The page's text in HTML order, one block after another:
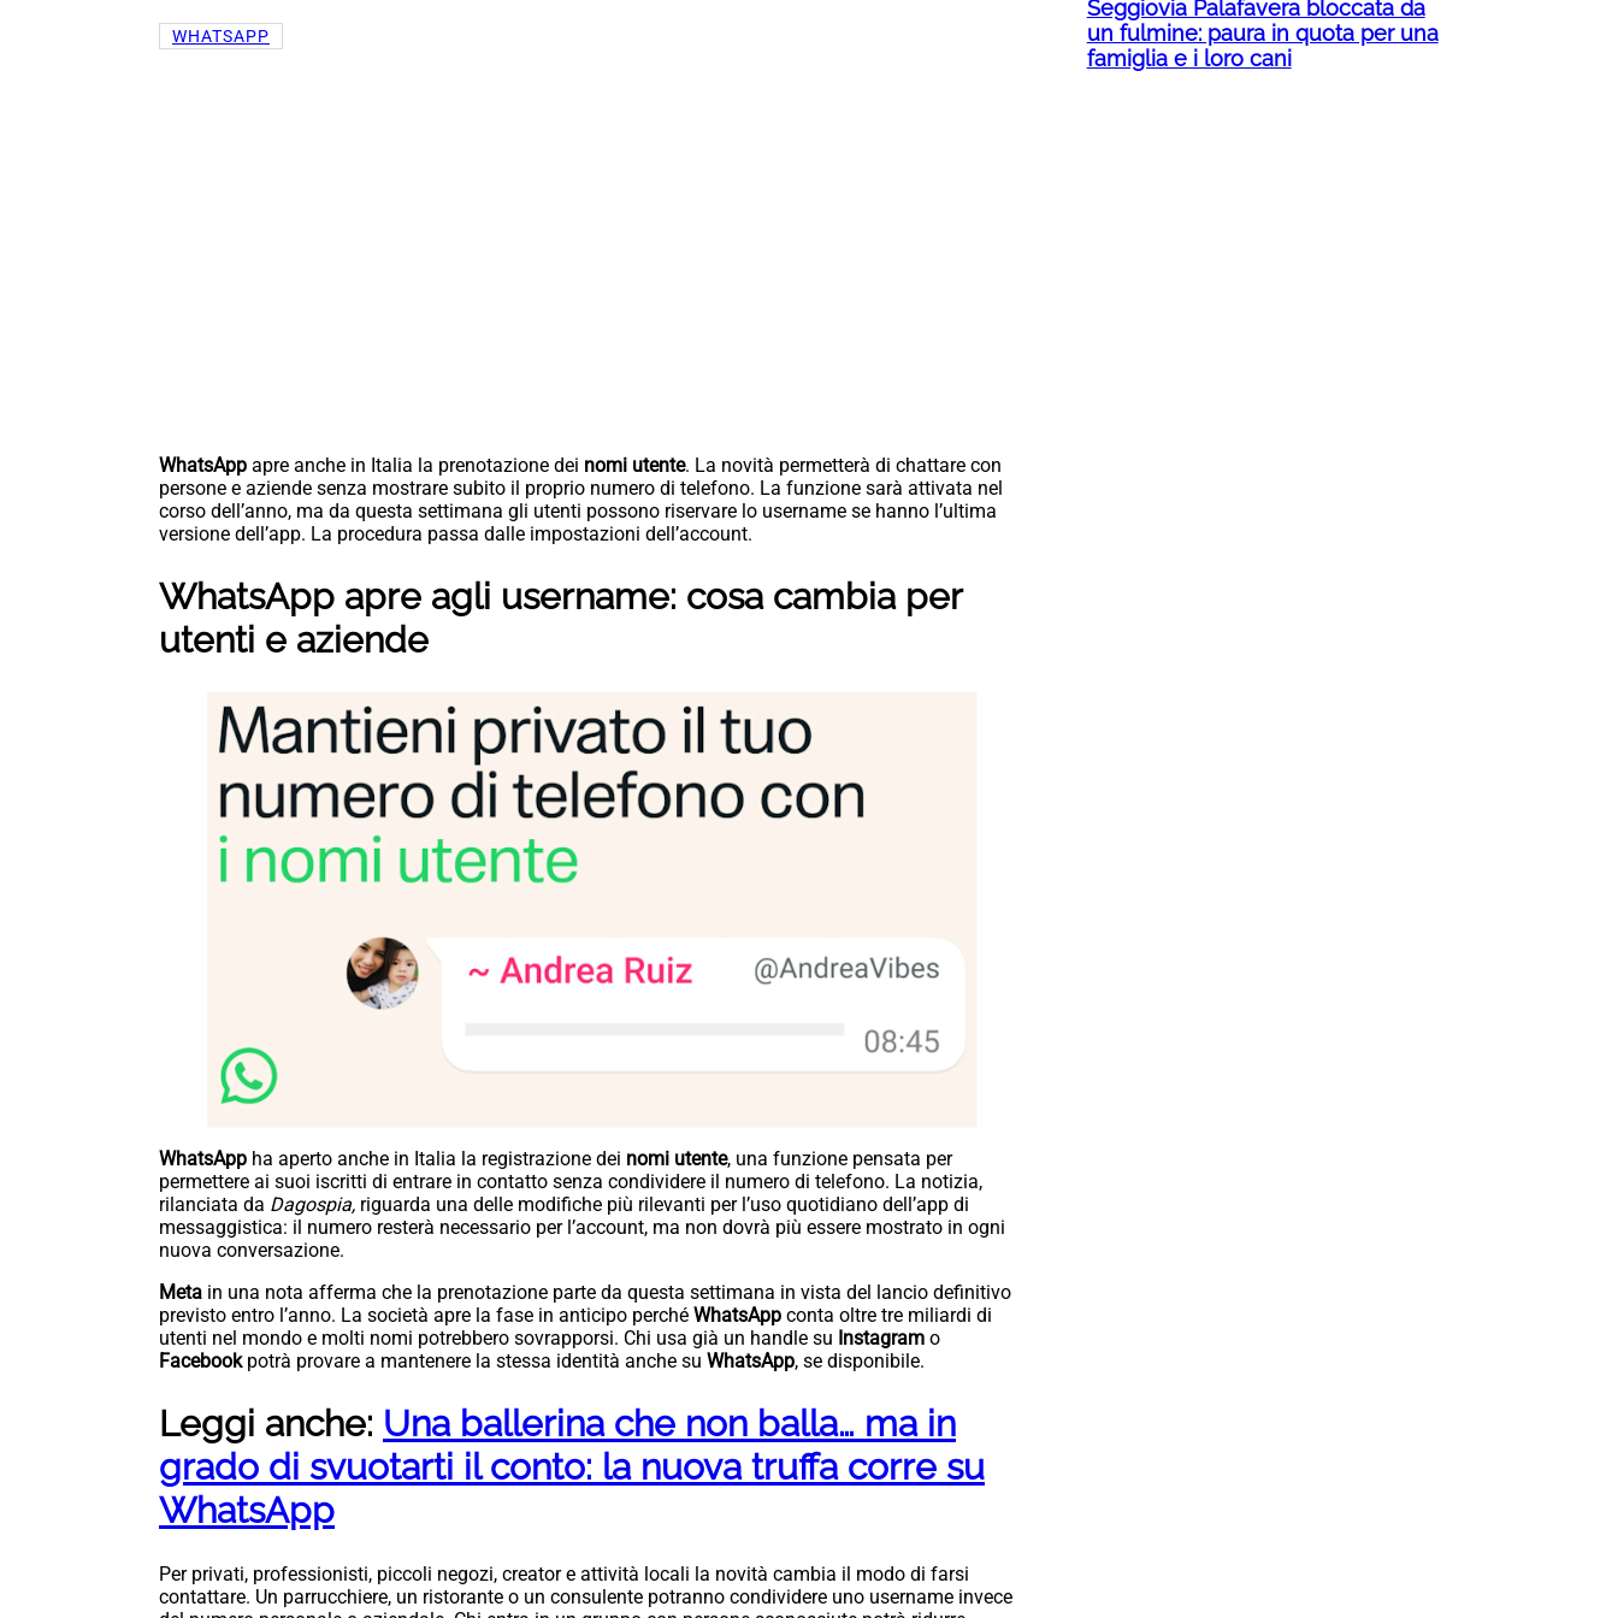
WHATSAPP
WhatsApp apre anche in Italia la prenotazione dei nomi utente. La novità permetterà di chattare con
persone e aziende senza mostrare subito il proprio numero di telefono. La funzione sarà attivata nel
corso dell’anno, ma da questa settimana gli utenti possono riservare lo username se hanno l’ultima
versione dell’app. La procedura passa dalle impostazioni dell’account.
WhatsApp apre agli username: cosa cambia per
utenti e aziende
WhatsApp ha aperto anche in Italia la registrazione dei nomi utente, una funzione pensata per
permettere ai suoi iscritti di entrare in contatto senza condividere il numero di telefono. La notizia,
rilanciata da Dagospia, riguarda una delle modifiche più rilevanti per l’uso quotidiano dell’app di
messaggistica: il numero resterà necessario per l’account, ma non dovrà più essere mostrato in ogni
nuova conversazione.
Meta in una nota afferma che la prenotazione parte da questa settimana in vista del lancio definitivo
previsto entro l’anno. La società apre la fase in anticipo perché WhatsApp conta oltre tre miliardi di
utenti nel mondo e molti nomi potrebbero sovrapporsi. Chi usa già un handle su Instagram o
Facebook potrà provare a mantenere la stessa identità anche su WhatsApp, se disponibile.
Leggi anche: Una ballerina che non balla… ma in
grado di svuotarti il conto: la nuova truffa corre su
WhatsApp
Per privati, professionisti, piccoli negozi, creator e attività locali la novità cambia il modo di farsi
contattare. Un parrucchiere, un ristorante o un consulente potranno condividere uno username invece
Seggiovia Palafavera bloccata da
un fulmine: paura in quota per una
famiglia e i loro cani